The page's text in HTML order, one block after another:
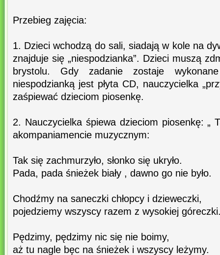
Przebieg zajęcia:
1. Dzieci wchodzą do sali, siadają w kole na
znajduje się „niespodzianka”. Dzieci muszą
brystolu. Gdy zadanie zostaje
niespodzianką jest płyta CD, nauczycielka
zaśpiewać dzieciom piosenkę.
2. Nauczycielka śpiewa dzieciom piosenkę: „
akompaniamencie muzycznym:
Tak się zachmurzyło, słonko się ukryło.
Pada, pada śnieżek biały , dawno go nie było.
Chodźmy na saneczki chłopcy i dzieweczki,
pojedziemy wszyscy razem z wysokiej
Pędzimy, pędzimy nic się nie boimy,
aż tu nagle bęc na śnieżek i wszyscy leżymy.